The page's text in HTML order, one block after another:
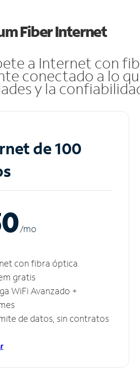
Fiber Internet
a Internet con
conectado a lo
y la
de 100
/mo
con fibra óptica
gratis
WiFi Avanzado +
de datos, sin contratos